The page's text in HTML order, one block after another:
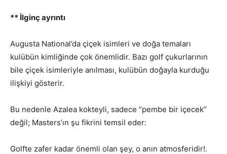
** İlginç ayrıntı
Augusta National’da çiçek isimleri ve doğa temaları
kulübün kimliğinde çok önemlidir. Bazı golf çukurlarının
bile çiçek isimleriyle anılması, kulübün doğayla kurduğu
ilişkiyi gösterir.
Bu nedenle Azalea kokteyli, sadece “pembe bir içecek”
değil; Masters’ın şu fikrini temsil eder:
Golfte zafer kadar önemli olan şey, o anın atmosferidir!.